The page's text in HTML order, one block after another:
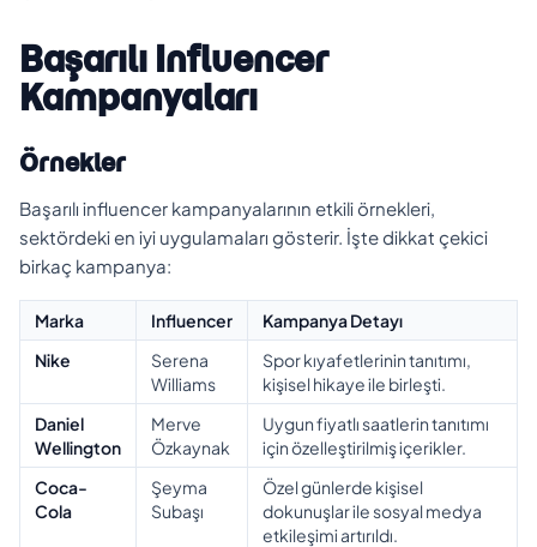
Başarılı Influencer
Kampanyaları
Örnekler
Başarılı influencer kampanyalarının etkili örnekleri,
sektördeki en iyi uygulamaları gösterir. İşte dikkat çekici
birkaç kampanya:
Marka Influencer
Kampanya Detayı
Nike
Serena
Williams
Spor kıyafetlerinin tanıtımı,
kişisel hikaye ile birleşti.
Daniel
Wellington
Merve
Özkaynak
Uygun fiyatlı saatlerin tanıtımı
için özelleştirilmiş içerikler.
Coca-
Cola
Şeyma
Subaşı
Özel günlerde kişisel
dokunuşlar ile sosyal medya
etkileşimi artırıldı.